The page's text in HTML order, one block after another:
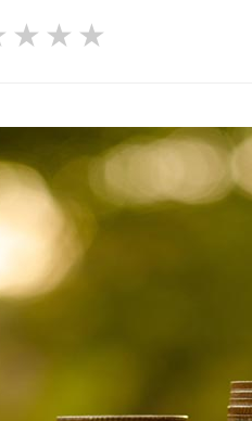
4 stars
3 stars
2 stars
star